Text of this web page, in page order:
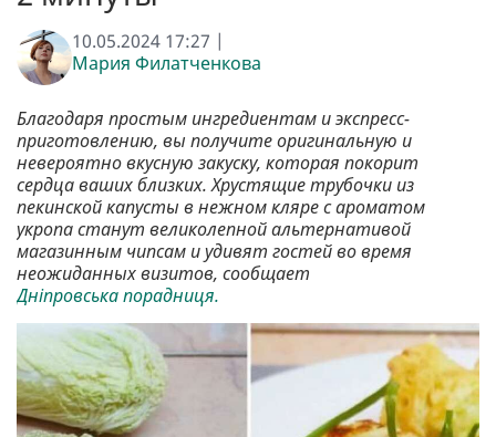
10.05.2024 17:27 |
Мария Филатченкова
Благодаря простым ингредиентам и экспресс-
приготовлению, вы получите оригинальную и
невероятно вкусную закуску, которая покорит
сердца ваших близких. Хрустящие трубочки из
пекинской капусты в нежном кляре с ароматом
укропа станут великолепной альтернативой
магазинным чипсам и удивят гостей во время
неожиданных визитов, сообщает
Дніпровська порадниця.